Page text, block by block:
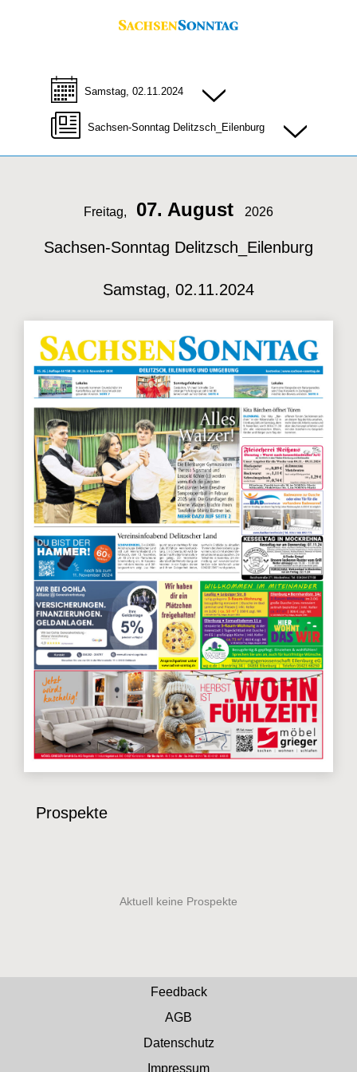
Samstag, 02.11.2024
Sachsen-Sonntag Delitzsch_Eilenburg
Freitag, 07. August 2026
Sachsen-Sonntag Delitzsch_Eilenburg
Samstag, 02.11.2024
Prospekte
Feedback
AGB
Datenschutz
Impressum